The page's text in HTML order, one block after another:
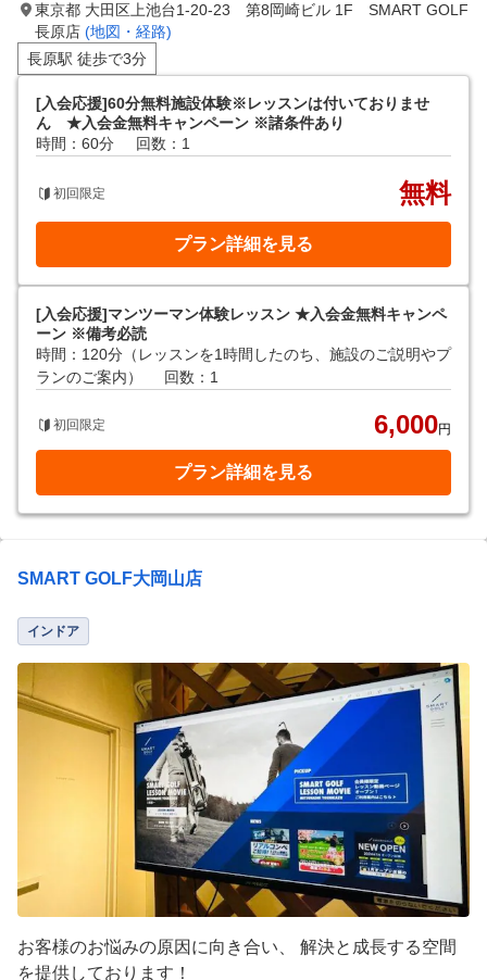
東京都 大田区上池台1-20-23 第8岡崎ビル 1F SMART GOLF
長原店 (地図・経路)
長原駅 徒歩で3分
[入会応援]60分無料施設体験※レッスンは付いておりませ
ん ★入会金無料キャンペーン ※諸条件あり
時間：60分
回数：1
初回限定 無料
プラン詳細を見る
[入会応援]マンツーマン体験レッスン ★入会金無料キャンペ
ーン ※備考必読
時間：120分（レッスンを1時間したのち、施設のご説明やプ
ランのご案内）
回数：1
初回限定 6,000円
プラン詳細を見る
SMART GOLF大岡山店
インドア
お客様のお悩みの原因に向き合い、 解決と成長する空間
を提供しております！